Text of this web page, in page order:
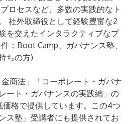
ロセスなど、多数の実践的なト
社外取締役として経験豊富な2
を交えたインタラクティブなプ
：Boot Camp、ガバナンス塾、
ちの方)
商法」「コーポレート・ガバナ
ート・ガバナンスの実践編」の
格で提供しています。この4つ
ス塾」受講者にも提供されてお